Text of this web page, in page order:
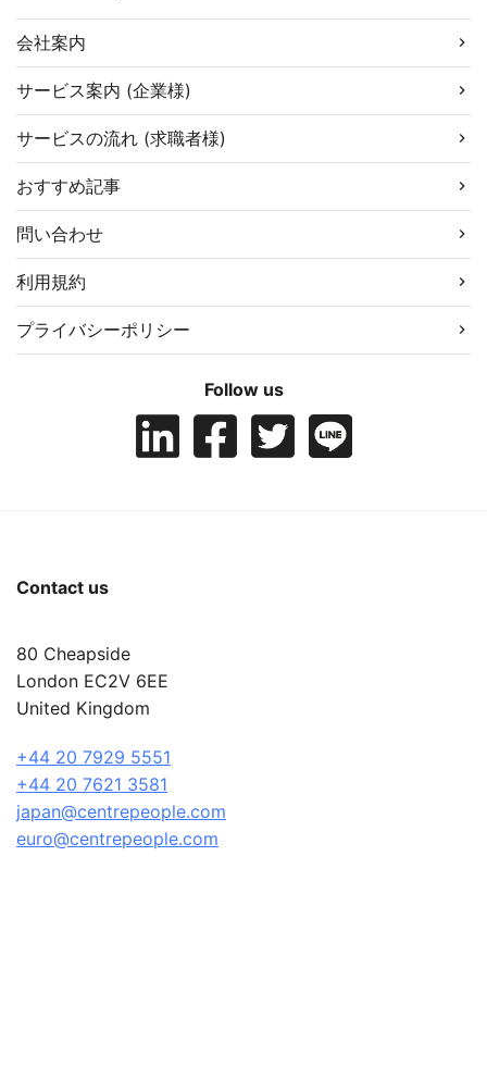
会社案内
サービス案内 (企業様)
サービスの流れ (求職者様)
おすすめ記事
問い合わせ
利用規約
プライバシーポリシー
Follow us
Contact us
80 Cheapside
London EC2V 6EE
United Kingdom
+44 20 7929 5551
+44 20 7621 3581
japan@centrepeople.com
euro@centrepeople.com